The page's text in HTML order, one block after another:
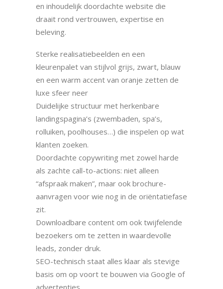
en inhoudelijk doordachte website die
draait rond vertrouwen, expertise en
beleving.
Sterke realisatiebeelden en een
kleurenpalet van stijlvol grijs, zwart, blauw
en een warm accent van oranje zetten de
luxe sfeer neer
Duidelijke structuur met herkenbare
landingspagina’s (zwembaden, spa’s,
rolluiken, poolhouses…) die inspelen op wat
klanten zoeken.
Doordachte copywriting met zowel harde
als zachte call-to-actions: niet alleen
“afspraak maken”, maar ook brochure-
aanvragen voor wie nog in de oriëntatiefase
zit.
Downloadbare content om ook twijfelende
bezoekers om te zetten in waardevolle
leads, zonder druk.
SEO-technisch staat alles klaar als stevige
basis om op voort te bouwen via Google of
advertenties.